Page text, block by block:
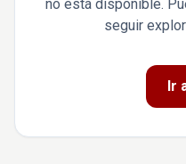
no está disponible.
seguir
Ir